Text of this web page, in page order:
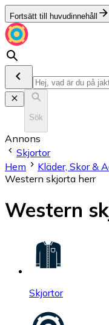
Fortsätt till huvudinnehåll
Sök
Annons
Skjortor
Hem
Kläder, Skor &
Western skjorta herr
Western
Skjortor